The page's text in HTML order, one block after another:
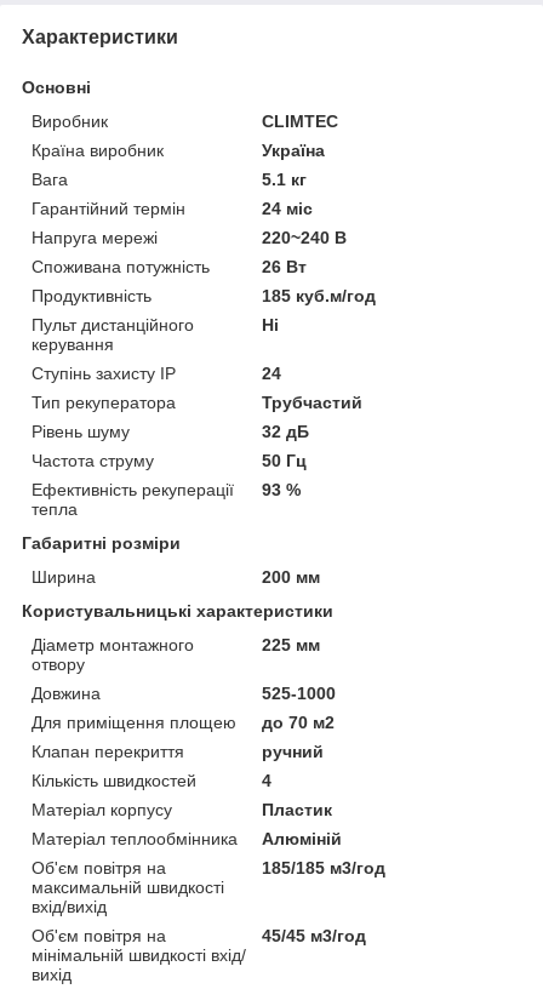
Характеристики
Основні
Виробник
CLIMTEC
Країна виробник
Україна
Вага
5.1 кг
Гарантійний термін
24 міс
Напруга мережі
220~240 В
Споживана потужність
26 Вт
Продуктивність
185 куб.м/год
Пульт дистанційного
керування
Ні
Ступінь захисту IP
24
Тип рекуператора
Трубчастий
Рівень шуму
32 дБ
Частота струму
50 Гц
Ефективність рекуперації
тепла
93 %
Габаритні розміри
Ширина
200 мм
Користувальницькі характеристики
Діаметр монтажного
отвору
225 мм
Довжина
525-1000
Для приміщення площею
до 70 м2
Клапан перекриття
ручний
Кількість швидкостей
4
Матеріал корпусу
Пластик
Матеріал теплообмінника
Алюміній
Об'єм повітря на
максимальній швидкості
вхід/вихід
185/185 м3/год
Об'єм повітря на
мінімальній швидкості вхід/
вихід
45/45 м3/год